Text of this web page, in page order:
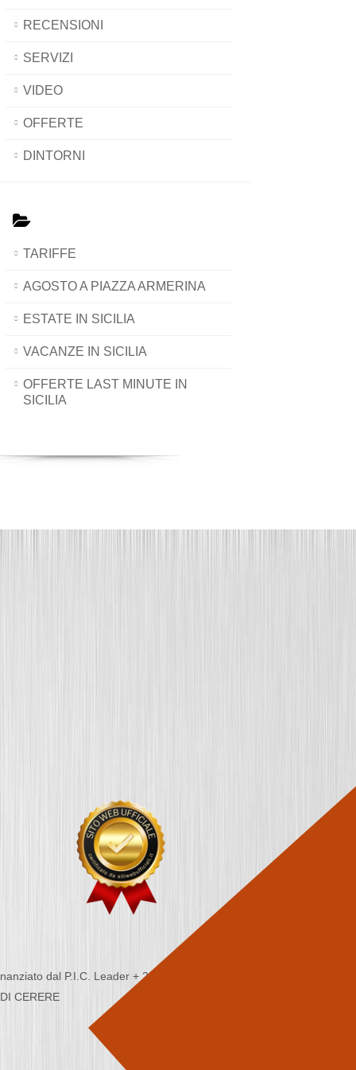
RECENSIONI
SERVIZI
VIDEO
OFFERTE
DINTORNI
TARIFFE
AGOSTO A PIAZZA ARMERINA
ESTATE IN SICILIA
VACANZE IN SICILIA
OFFERTE LAST MINUTE IN
SICILIA
dal P.I.C. Leader + 2000/2006 - Programma
CERERE